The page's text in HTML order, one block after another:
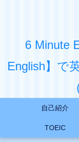
6 Minute
English】で
自己紹介
TOEIC